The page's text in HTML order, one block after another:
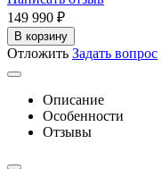
149 990 ₽
В корзину
Отложить Задать вопрос
Описание
Особенности
Отзывы